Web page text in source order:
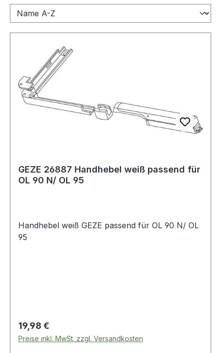
GEZE 26887 Handhebel weiß passend für
OL 90 N/ OL 95
Handhebel weiß GEZE passend für OL 90 N/ OL
95
Regulärer Preis:
19,98 €
Preise inkl. MwSt. zzgl. Versandkosten